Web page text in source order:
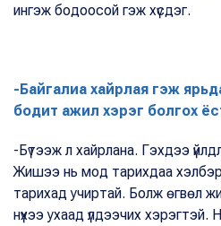
ингэж бодоосой гэж хүсдэг.
-Байгалиа хайрлая гэж
бодит ажил хэрэг болгох
-Бүтээж л хайрлана. Гэхдээ
Жишээ нь мод тарихдаа
тарихад учиртай. Болж өгвөл
нүхээ ухаад үлдээчих